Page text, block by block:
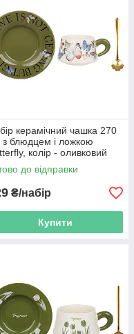
керамічний чашка 270
з блюдцем і ложкою
колір - оливковий
до відправки
₴/набір
Купити